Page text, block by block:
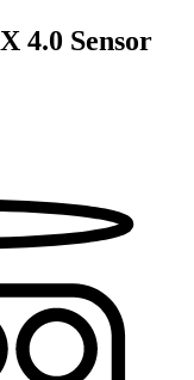
4.0 Sensor